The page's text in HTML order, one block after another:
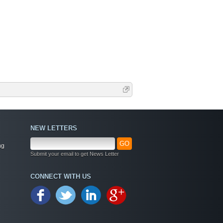
+ Chào mừng bạn đến với diễn đàn thông tin
dịch vụ Việt Nam
NEW LETTERS
GO
Submit your email to get News Letter
CONNECT WITH US